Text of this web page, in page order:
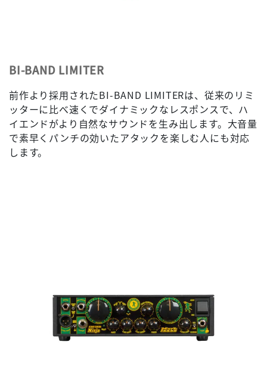
BI-BAND LIMITER
前作より採用されたBI-BAND LIMITERは、従来のリミ
ッターに比べ速くでダイナミックなレスポンスで、ハ
イエンドがより自然なサウンドを生み出します。大音量
で素早くパンチの効いたアタックを楽しむ人にも対応
します。